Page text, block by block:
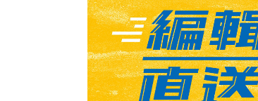
式要改變」，現在縣市政府都在